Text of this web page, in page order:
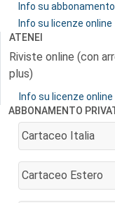
Info su
Info su licenze online
ATENEI
Riviste online (con
plus)
Info su licenze online
ABBONAMENTO
Cartaceo Italia
AGGIUNGI AL
Cartaceo Estero
AGGIUNGI AL